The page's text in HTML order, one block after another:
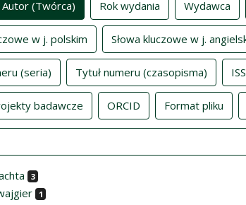
Autor (Twórca) Rok wydania Wydawca
w j. polskim Słowa kluczowe w j.
(seria) Tytuł numeru (czasopisma)
badawcze ORCID Format pliku
3
1